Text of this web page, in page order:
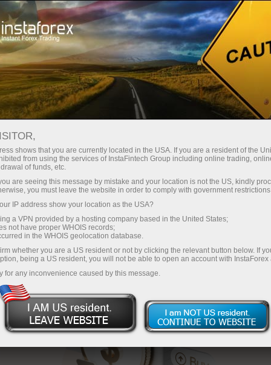
InstaForex
กับ InstaForex คุณจะได้รับเงื่อนไขที่
สูงสุด 1:5000 สเปรดและค่า
คอมมิชชั่นที่ดีที่สุดในตลาด รวมถึง
เงื่อนไขที่เหมาะสมสำหรับการเทรด
หุ้นและดัชนี
InstaForex ทุกคนสามารถรับโบนัส
สูงสุด 30% จากยอดฝาก และใช้
ประโยชน์จากโปรโมชั่นและข้อเสนอ
พิเศษอื่น ๆ
สเปรดต่ำมาก — กำไรสูง
โบนัส 30%
สำหรับทุกการฝาก
ความเร็ว
ในการเทรดและบนทางหลวง
แจ็กพอตของขวัญส่วนตัวของคุณ
ฝากเงินจำนวน $333 — เลือกของขวัญมูลค่าสูงสุด
$1,500
เทรดแบบไร้ความเสี่ยง — เรารับประกัน
กำไรของคุณ
shows that you are currently located in the USA. If you are a resident of the
from using the services of InstaFintech Group including online trading,
of funds, etc.
are seeing this message by mistake and your location is not the US, kindly
you must leave the website in order to comply with government
IP address show your location as the USA?
a VPN provided by a hosting company based in the United States;
not have proper WHOIS records;
in the WHOIS geolocation database.
whether you are a US resident or not by clicking the relevant button below. If
being a US resident, you will not be able to open an account with InstaForex
for any inconvenience caused by this message.